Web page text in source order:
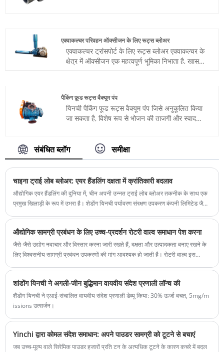
एक्वाकल्चर परिवहन ऑक्सीजन के लिए रूट्स ब्लोअर
एक्वाकल्चर ट्रांसपोर्ट के लिए रूट्स ब्लोअर एक्वाकल्चर के
क्षेत्र में ऑक्सीजन एक महत्वपूर्ण भूमिका निभाता है, खासकर
अनुकूलित किया गया है, यह सुनिश्चित करता है कि जलीय
कृषि जल में घुलित ऑक्सीजन सामग्री उचित सीमा के भीतर
बनी रहती है, जिससे जलीय जीवों के स्वस्थ विकास को
पैकिंग फ़ूड रूट्स वैक्यूम पंप
यिनची पैकिंग फूड रूट्स वैक्यूम पंप जिसे अनुकूलित किया
जा सकता है, विशेष रूप से भोजन की ताजगी और स्वाद
कुशलतापूर्वक करने के लिए रूट्स ब्लोअर की तकनीक का
उपयोग करता है, जिससे खाद्य उत्पादों की शेल्फ लाइफ बढ़
जाती है।
संबंधित ब्लॉग समीक्षा
चाइना ट्राई लोब ब्लोअर: एयर हैंडलिंग दक्षता में क्रांतिकारी बदलाव
औद्योगिक एयर हैंडलिंग की दुनिया में, चीन अपनी उन्नत ट्राई लोब ब्लोअर तकनीक के साथ एक
प्रमुख खिलाड़ी के रूप में उभरा है। शेडोंग यिनची पर्यावरण संरक्षण उपकरण कंपनी लिमिटेड जैसी
लोब ब्लोअर अपने बेहतर प्रदर्शन, ऊर्जा दक्षता और स्थायित्व के कारण कई व्यवसायों के लिए
पसंदीदा विकल्प बन गया है।
औद्योगिक सामग्री प्रबंधन के लिए उच्च-प्रदर्शन रोटरी वाल्व समाधान पेश करना
जैसे-जैसे उद्योग नवाचार और विस्तार करना जारी रखते हैं, दक्षता और उत्पादकता बनाए रखने के
लिए विश्वसनीय सामग्री प्रबंधन उपकरणों की मांग आवश्यक हो जाती है। रोटरी वाल्व इस
शांडोंग यिनची ने अगली-जीन बुद्धिमान वायवीय संदेश प्रणाली लॉन्च की
शैंडोंग यिनची ने एआई-संचालित वायवीय संदेश प्रणाली डेब्यू किया: 30% ऊर्जा बचत, 5mg/m
issions उत्सर्जन।
Yinchi द्वारा कोमल संदेश समाधान: अपने पाउडर सामग्री को टूटने से बचाएं
जब उच्च-मूल्य वाले सिरेमिक पाउडर हजारों प्रति टन के अत्यधिक टूटने के कारण कचरे में बदल